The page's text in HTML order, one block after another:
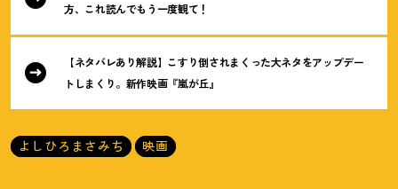
方、これ読んでもう一度観て ！
【ネタバレあり解説】こすり倒されまくった大ネタをアップデー
トしまくり。新作映画『嵐が丘』
よしひろまさみち 映画